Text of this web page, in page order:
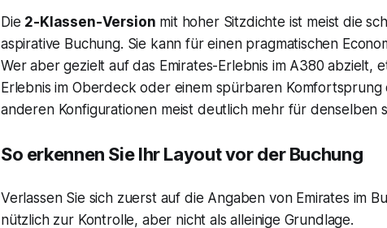
Die 2-Klassen-Version mit hoher Sitzdichte ist meist die
aspirative Buchung. Sie kann für einen pragmatischen
Wer aber gezielt auf das Emirates-Erlebnis im A380 abzielt,
Erlebnis im Oberdeck oder einem spürbaren
anderen Konfigurationen meist deutlich mehr für denselben
So erkennen Sie Ihr Layout vor der Buchung
Verlassen Sie sich zuerst auf die Angaben von Emirates im
nützlich zur Kontrolle, aber nicht als alleinige Grundlage.